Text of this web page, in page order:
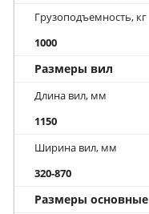
Грузоподъемность, кг
1000
Размеры вил
Длина вил, мм
1150
Ширина вил, мм
320-870
Размеры основные